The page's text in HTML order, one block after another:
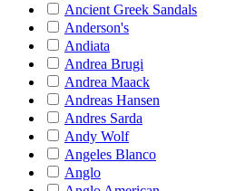
Ancient Greek Sandals
Anderson's
Andiata
Andrea Brugi
Andrea Maack
Andreas Hansen
Andres Sarda
Andy Wolf
Angeles Blanco
Anglo